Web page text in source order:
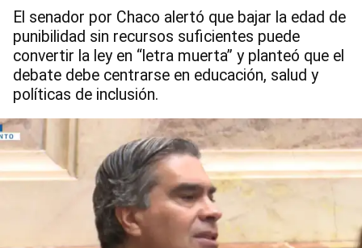
El senador por Chaco alertó que bajar la edad de
punibilidad sin recursos suficientes puede
convertir la ley en “letra muerta” y planteó que el
debate debe centrarse en educación, salud y
políticas de inclusión.